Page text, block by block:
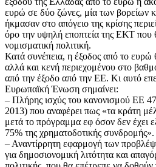
ευρώ σε δύο ζώνες, μία των βορείων
ήκμασαν στο απόγειο της κρίσης
όρο την υψηλή εποπτεία της ΕΚΤ που
νομισματική πολιτική.
Κατά συνέπεια, η έξοδος από το ευρώ
αλλά και κενή περιεχομένου στο
από την έξοδο από την ΕΕ. Κι αυτό
Ευρωπαϊκή Ένωση σημαίνει:
– Πλήρης ισχύς του κανονισμού ΕΕ
2013) που αναφέρει πως «τα κράτη
μετά το πρόγραμμα εφ όσον δεν έχει
75% της χρηματοδοτικής συνδρομής».
– Αναντίρρητη εφαρμογή των
για δημοσιονομική λιτότητα και